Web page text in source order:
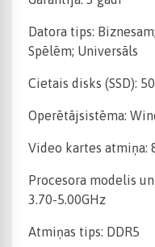
Datora tips:
Spēlēm; Universāls
Cietais disks (SSD):
Operētājsistēma:
Video kartes atmiņa:
Procesora modelis
3.70-5.00GHz
Atmiņas tips: DDR5